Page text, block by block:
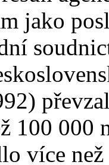
jako
100 000
více